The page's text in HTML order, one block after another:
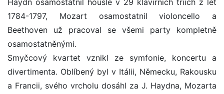
Haydn osamostatnil housle v 29 klavírních triích z let
1784-1797, Mozart osamostatnil violoncello a
Beethoven už pracoval se všemi party kompletně
osamostatněnými.
Smyčcový kvartet vznikl ze symfonie, koncertu a
divertimenta. Oblíbený byl v Itálii, Německu, Rakousku
a Francii, svého vrcholu dosáhl za J. Haydna, Mozarta